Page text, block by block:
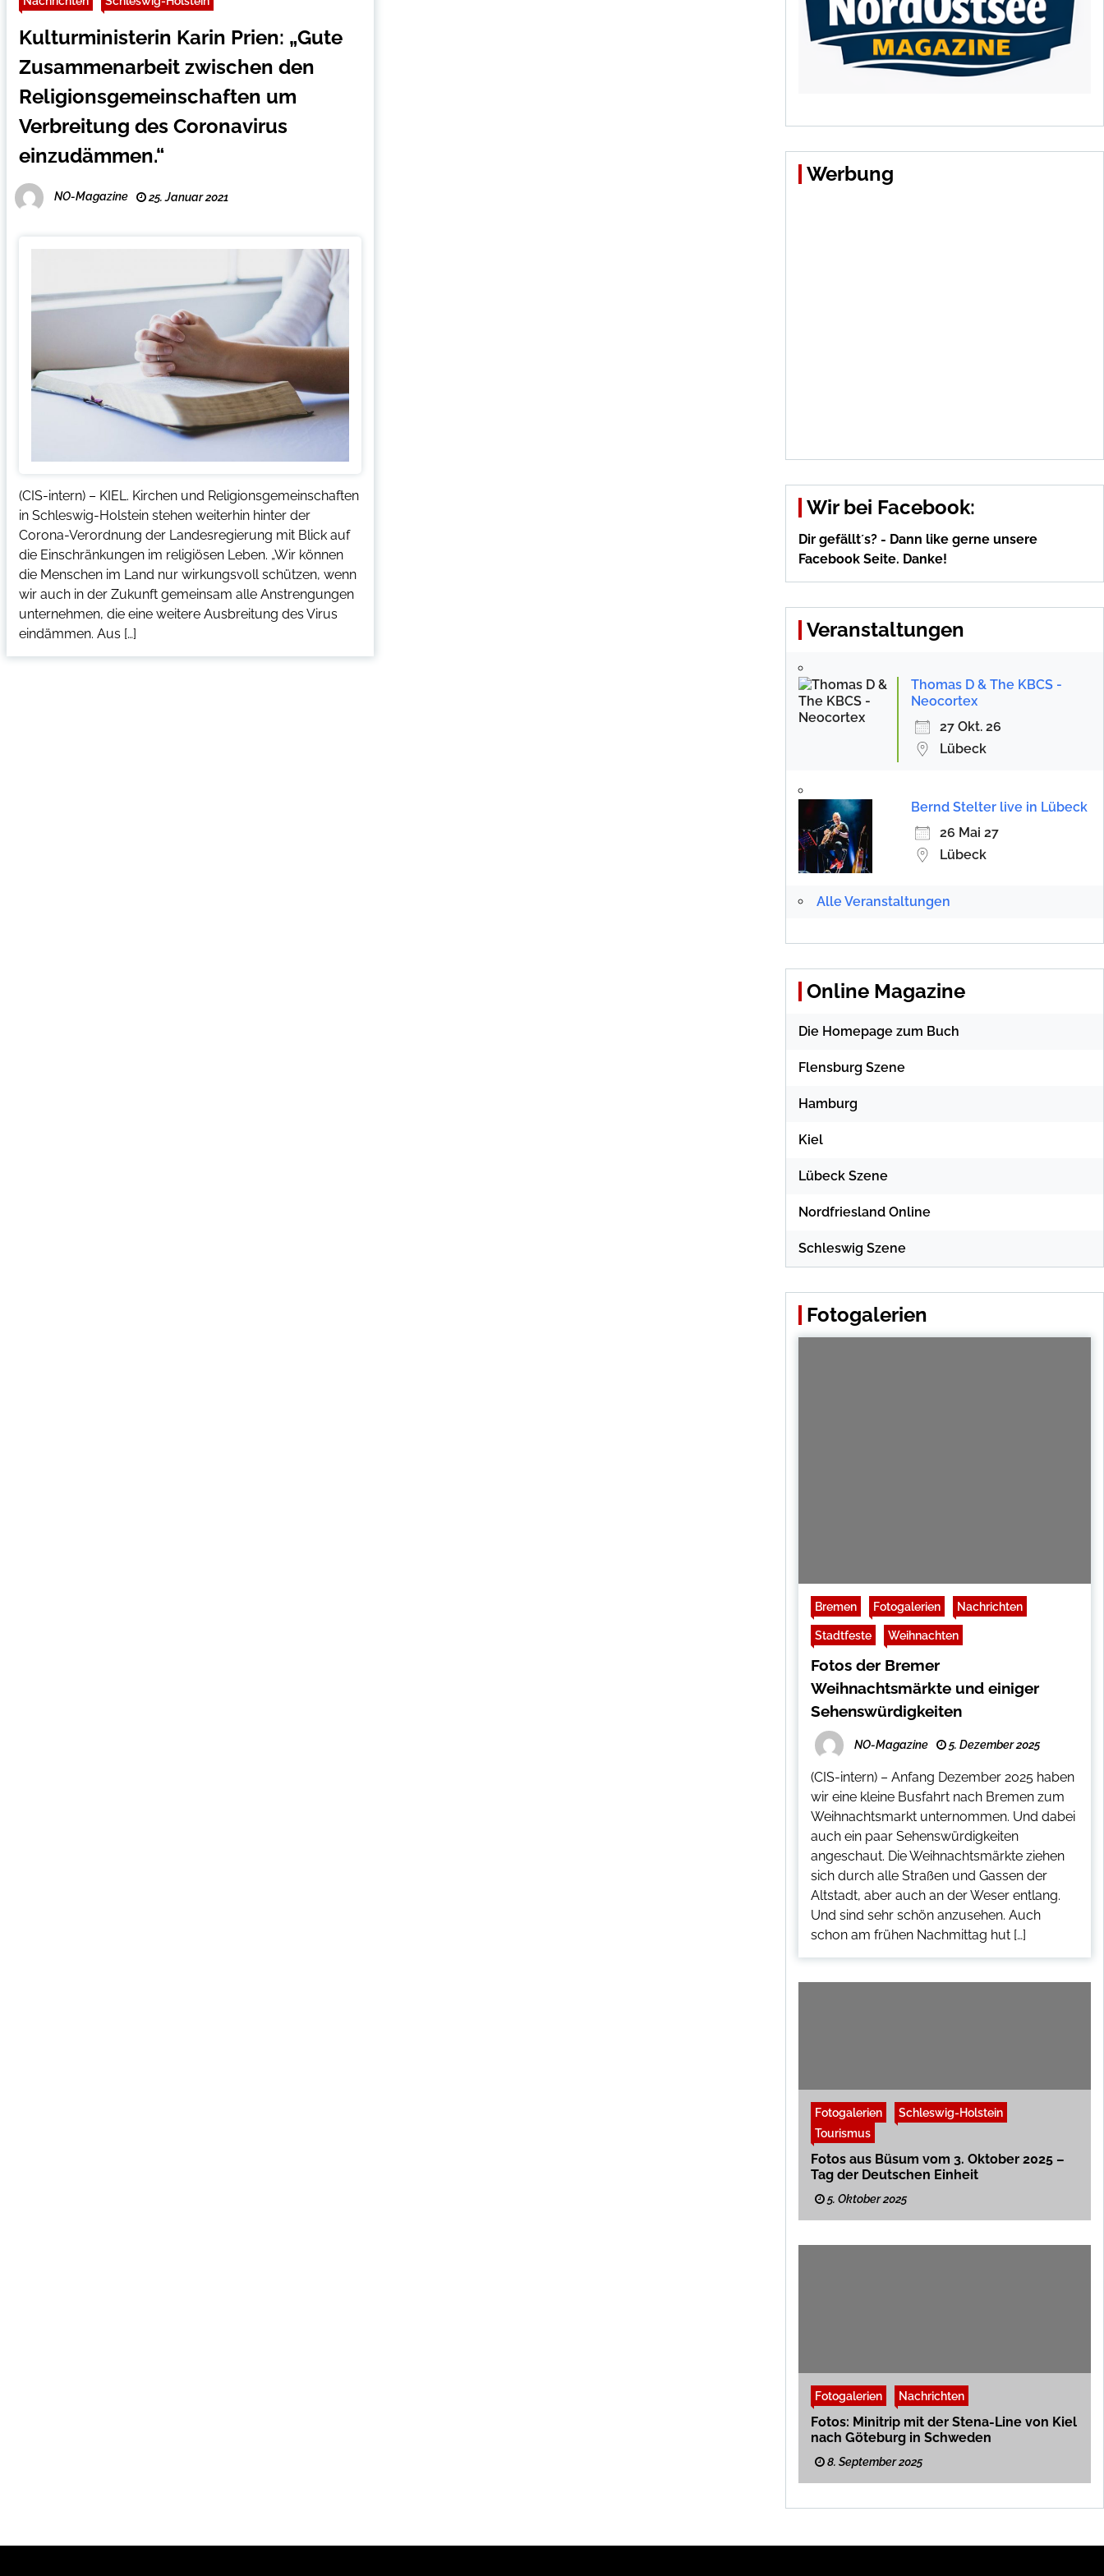
Kulturministerin Karin Prien: „Gute
Zusammenarbeit zwischen den
Religionsgemeinschaften um
Verbreitung des Coronavirus
einzudämmen.“
NO-Magazine 25. Januar 2021
(CIS-intern) – KIEL. Kirchen und Religionsgemeinschaften
in Schleswig-Holstein stehen weiterhin hinter der
Corona-Verordnung der Landesregierung mit Blick auf
die Einschränkungen im religiösen Leben. „Wir können
die Menschen im Land nur wirkungsvoll schützen, wenn
wir auch in der Zukunft gemeinsam alle Anstrengungen
unternehmen, die eine weitere Ausbreitung des Virus
eindämmen. Aus […]
Werbung
Wir bei Facebook:
Dir gefällt´s? - Dann like gerne unsere
Facebook Seite. Danke!
Veranstaltungen
Thomas D & The KBCS -
Neocortex
27 Okt. 26
Lübeck
Bernd Stelter live in Lübeck
26 Mai 27
Lübeck
Alle Veranstaltungen
Online Magazine
Die Homepage zum Buch
Flensburg Szene
Hamburg
Kiel
Lübeck Szene
Nordfriesland Online
Schleswig Szene
Fotogalerien
Bremen Fotogalerien Nachrichten
Stadtfeste Weihnachten
Fotos der Bremer
Weihnachtsmärkte und einiger
Sehenswürdigkeiten
NO-Magazine 5. Dezember 2025
(CIS-intern) – Anfang Dezember 2025 haben
wir eine kleine Busfahrt nach Bremen zum
Weihnachtsmarkt unternommen. Und dabei
auch ein paar Sehenswürdigkeiten
angeschaut. Die Weihnachtsmärkte ziehen
sich durch alle Straßen und Gassen der
Altstadt, aber auch an der Weser entlang.
Und sind sehr schön anzusehen. Auch
schon am frühen Nachmittag hut […]
Fotogalerien
Schleswig-Holstein
Tourismus
Fotos aus Büsum vom 3. Oktober 2025 –
Tag der Deutschen Einheit
5. Oktober 2025
Fotogalerien Nachrichten
Fotos: Minitrip mit der Stena-Line von Kiel
nach Göteburg in Schweden
8. September 2025